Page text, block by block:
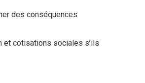
des conséquences
et cotisations sociales s’ils